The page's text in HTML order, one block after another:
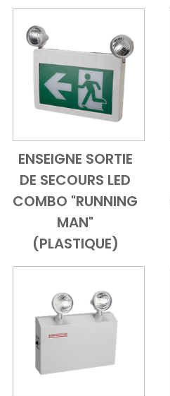
Add to Cart
Vue d'ensemble
ENSEIGNE SORTIE
DE SECOURS LED
COMBO "RUNNING
MAN"
(PLASTIQUE)